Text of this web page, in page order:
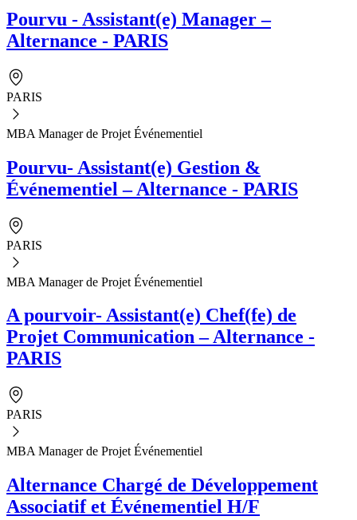
Pourvu - Assistant(e) Manager –
Alternance - PARIS
PARIS
MBA Manager de Projet Événementiel
Pourvu- Assistant(e) Gestion &
Événementiel – Alternance - PARIS
PARIS
MBA Manager de Projet Événementiel
A pourvoir- Assistant(e) Chef(fe) de
Projet Communication – Alternance -
PARIS
PARIS
MBA Manager de Projet Événementiel
Alternance Chargé de Développement
Associatif et Événementiel H/F